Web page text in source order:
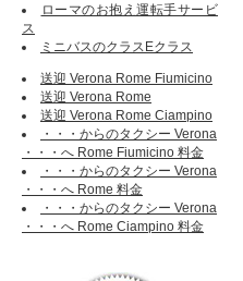
ローマのお抱え運転手サービ
ス
ミニバスのクラスEクラス
送迎 Verona Rome Fiumicino
送迎 Verona Rome
送迎 Verona Rome Ciampino
・・・からのタクシー Verona
・・・へ Rome Fiumicino 料金
・・・からのタクシー Verona
・・・へ Rome 料金
・・・からのタクシー Verona
・・・へ Rome Ciampino 料金